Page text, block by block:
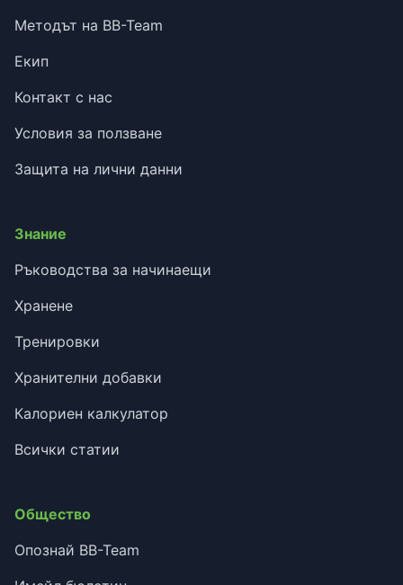
Методът на BB-Team
Екип
Контакт с нас
Условия за ползване
Защита на лични данни
Знание
Ръководства за начинаещи
Хранене
Тренировки
Хранителни добавки
Калориен калкулатор
Всички статии
Общество
Опознай BB-Team